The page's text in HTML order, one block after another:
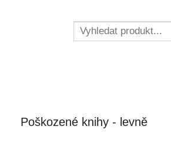
Poškozené knihy - levně